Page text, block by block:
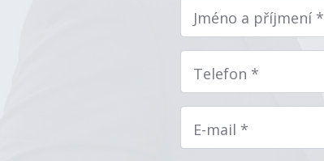
Jméno a příjmení *
Telefon *
E-mail *